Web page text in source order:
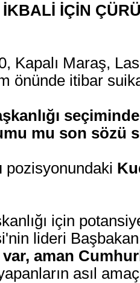
İKBALİ İÇİN
Kapalı Maraş,
önünde itibar
mu son sözü
pozisyonundaki
için
lideri
aman
asıl